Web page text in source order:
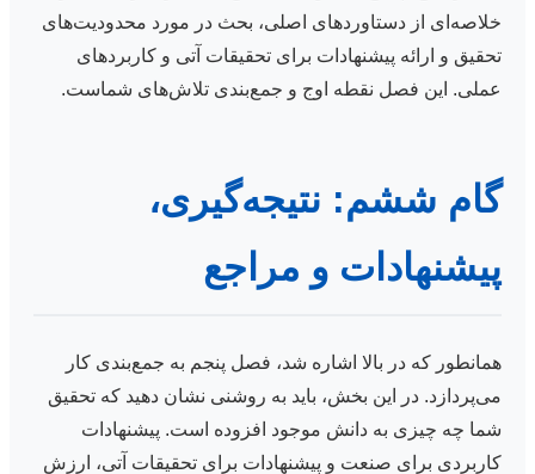
خلاصه‌ای از دستاوردهای اصلی، بحث در مورد محدودیت‌های
تحقیق و ارائه پیشنهادات برای تحقیقات آتی و کاربردهای
عملی. این فصل نقطه اوج و جمع‌بندی تلاش‌های شماست.
گام ششم: نتیجه‌گیری،
پیشنهادات و مراجع
همانطور که در بالا اشاره شد، فصل پنجم به جمع‌بندی کار
می‌پردازد. در این بخش، باید به روشنی نشان دهید که تحقیق
شما چه چیزی به دانش موجود افزوده است. پیشنهادات
کاربردی برای صنعت و پیشنهادات برای تحقیقات آتی، ارزش